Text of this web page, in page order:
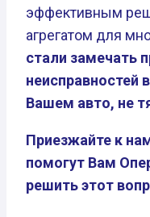
эффективным
агрегатом для
стали замечать
неисправностей
Вашем авто, не
Приезжайте к
помогут Вам
решить этот